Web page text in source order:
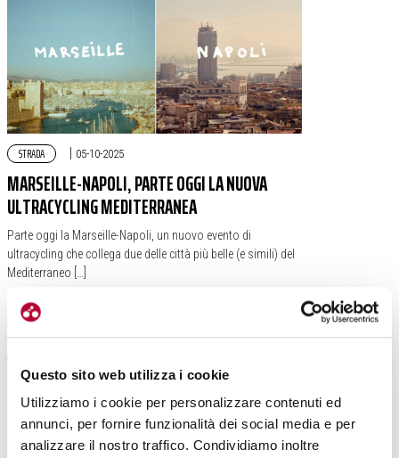
Questo sito web utilizza i cookie
Utilizziamo i cookie per personalizzare contenuti ed
annunci, per fornire funzionalità dei social media e per
analizzare il nostro traffico. Condividiamo inoltre
STRADA | 05-10-2025
MARSEILLE-NAPOLI, PARTE OGGI LA NUOVA
ULTRACYCLING MEDITERRANEA
Parte oggi la Marseille-Napoli, un nuovo evento di
ultracycling che collega due delle città più belle (e simili) del
Mediterraneo […]
#VIAGGIO
#UNSUPPORTED